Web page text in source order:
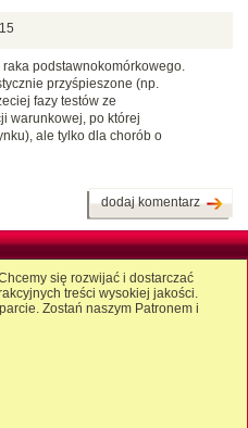
podstawnokomórkowego.
przyśpieszone (np.
fazy testów ze
warunkowej, po której
ale tylko dla chorób o
dodaj komentarz
się rozwijać i dostarczać
treści wysokiej jakości.
Zostań naszym Patronem i